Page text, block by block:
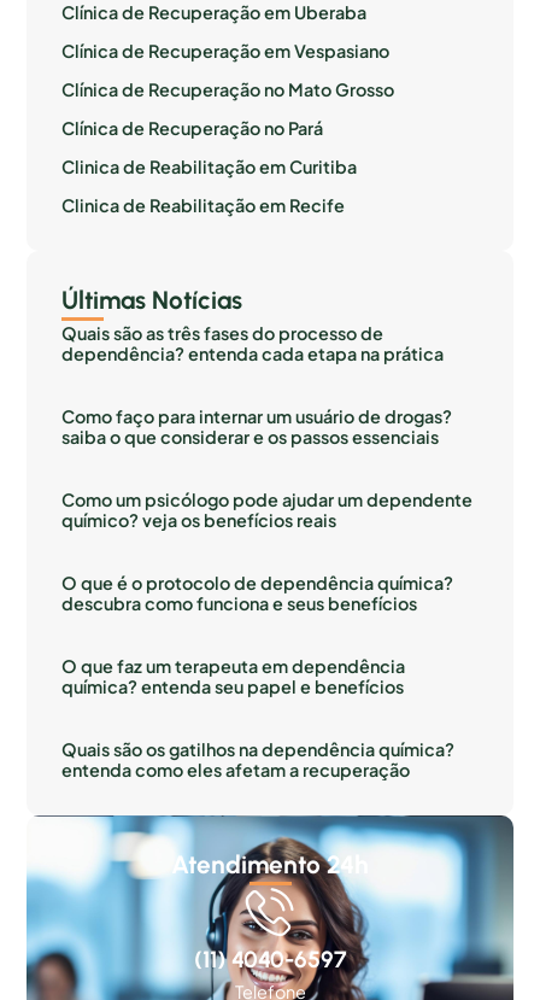
Clínica de Recuperação em Uberaba
Clínica de Recuperação em Vespasiano
Clínica de Recuperação no Mato Grosso
Clínica de Recuperação no Pará
Clinica de Reabilitação em Curitiba
Clinica de Reabilitação em Recife
Últimas Notícias
Quais são as três fases do processo de
dependência? entenda cada etapa na prática
Como faço para internar um usuário de drogas?
saiba o que considerar e os passos essenciais
Como um psicólogo pode ajudar um dependente
químico? veja os benefícios reais
O que é o protocolo de dependência química?
descubra como funciona e seus benefícios
O que faz um terapeuta em dependência
química? entenda seu papel e benefícios
Quais são os gatilhos na dependência química?
entenda como eles afetam a recuperação
Atendimento 24h
(11) 4040-6597
Telefone